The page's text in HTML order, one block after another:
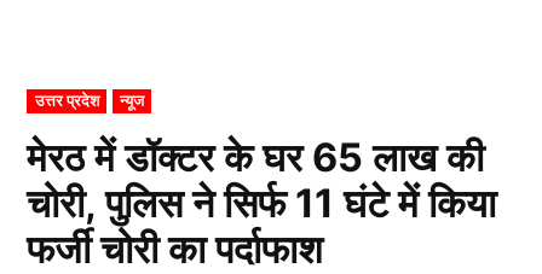
POSTED
IN
उत्तर प्रदेश न्यूज
मेरठ में डॉक्टर के घर 65 लाख की
चोरी, पुलिस ने सिर्फ 11 घंटे में किया
फर्जी चोरी का पर्दाफाश